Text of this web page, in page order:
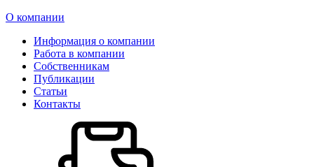
О компании
Информация о компании
Работа в компании
Собственникам
Публикации
Статьи
Контакты